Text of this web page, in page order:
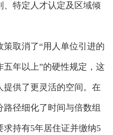
、特定人才认定及区域倾
取消了“用人单位引进的
五年以上”的硬性规定，这
提供了更灵活的空间。在
径细化了时间与倍数组
持有5年居住证并缴纳5